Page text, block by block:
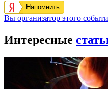
Напомнить
Вы организатор этого
Интересные